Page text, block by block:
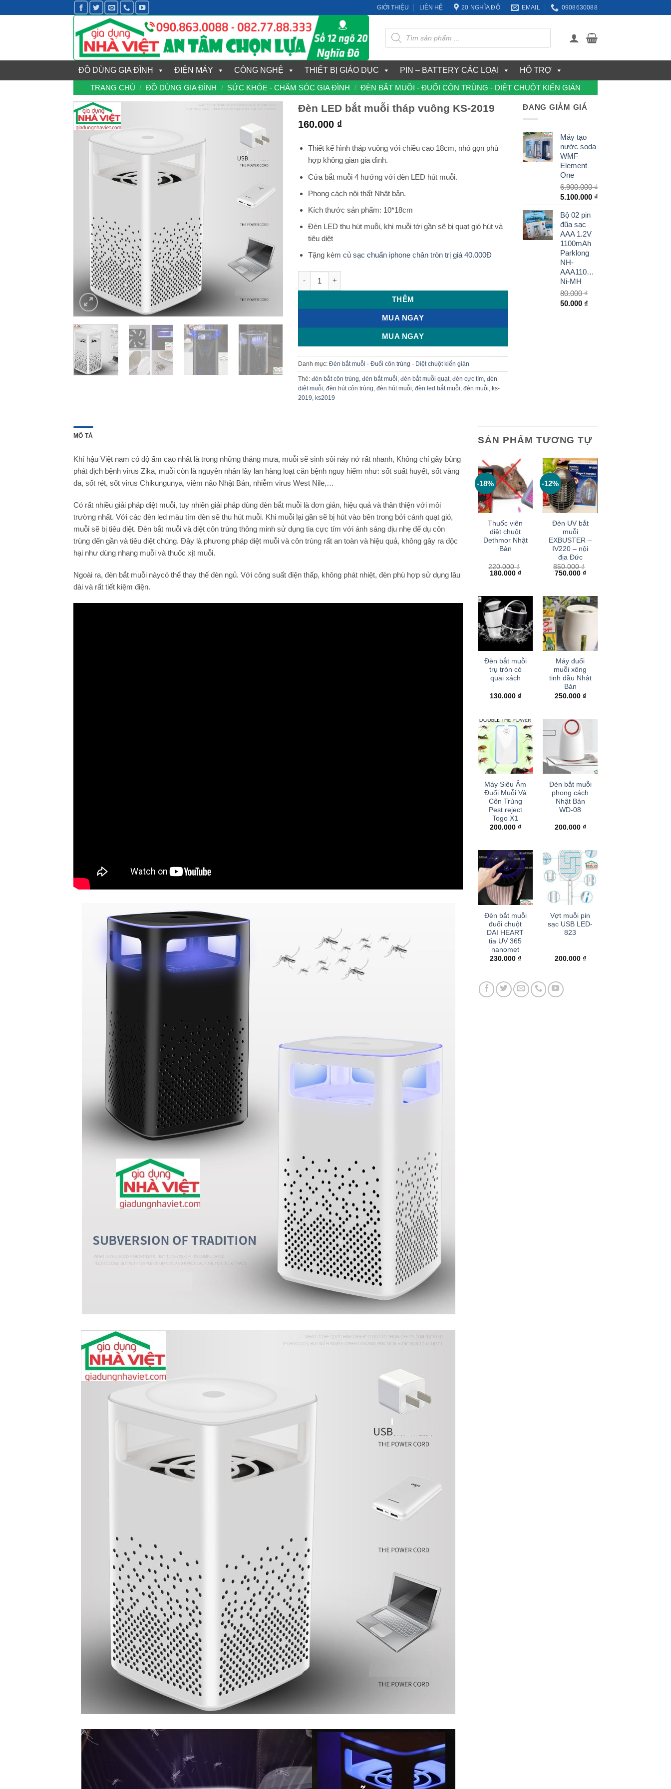
qua
GIỚI THIỆU LIÊN HỆ 20 NGHĨA ĐÔ EMAIL 0908630088
Tìm
kiếm
sản
phẩm
ĐỒ DÙNG GIA ĐÌNH ĐIỆN MÁY CÔNG NGHỆ THIẾT BỊ GIÁO DỤC PIN – BATTERY CÁC LOẠI HỖ TRỢ
TRANG CHỦ / ĐỒ DÙNG GIA ĐÌNH / SỨC KHỎE - CHĂM SÓC GIA ĐÌNH / ĐÈN BẮT MUỖI - ĐUỔI CÔN TRÙNG - DIỆT CHUỘT KIẾN GIÁN
Đèn LED bắt muỗi tháp vuông KS-2019
160.000 ₫
Thiết kế hình tháp vuông với chiều cao 18cm, nhỏ gọn phù
hợp không gian gia đình.
Cửa bắt muỗi 4 hướng với đèn LED hút muỗi.
Phong cách nội thất Nhật bản.
Kích thước sản phẩm: 10*18cm
Đèn LED thu hút muỗi, khi muỗi tới gần sẽ bị quạt gió hút và
tiêu diệt
Tặng kèm củ sạc chuẩn iphone chân tròn trị giá 40.000Đ
Đèn LED bắt muỗi tháp vuông KS-2019 số lượng
THÊM
MUA NGAY
MUA NGAY
Danh mục: Đèn bắt muỗi - Đuổi côn trùng - Diệt chuột kiến gián
Thẻ: đèn bắt côn trùng đèn bắt muỗi đèn bắt muỗi quạt đèn cực tím đèn
diệt muỗi đèn hút côn trùng đèn hút muỗi đèn led bắt muỗi đèn muỗi ks-
2019 ks2019
ĐANG GIẢM GIÁ
Máy tạo
nước soda
WMF
Element
One
6.900.000₫
Giá
là:
6.900.000 ₫.
5.100.000 ₫
hiện
tại
là:
5.100.000 ₫.
Bộ 02 pin
đũa sạc
AAA 1.2V
1100mAh
Parklong
NH-
AAA1100C2
Ni-MH
80.000₫
Giá
50.000 ₫
MÔ TẢ
Khí hậu Việt nam có độ ẩm cao nhất là trong những tháng mưa, muỗi sẽ sinh sôi nảy nở rất nhanh, Không chỉ gây bùng
phát dịch bệnh virus Zika, muỗi còn là nguyên nhân lây lan hàng loạt căn bệnh nguy hiểm như: sốt suất huyết, sốt vàng
da, sốt rét, sốt virus Chikungunya, viêm não Nhật Bản, nhiễm virus West Nile,…
Có rất nhiều giải pháp diệt muỗi, tuy nhiên giải pháp dùng đèn bắt muỗi là đơn giản, hiệu quả và thân thiện với môi
trường nhất. Với các đèn led màu tím đèn sẽ thu hút muỗi. Khi muỗi lại gần sẽ bị hút vào bên trong bởi cánh quạt gió,
muỗi sẽ bị tiêu diệt. Đèn bắt muỗi và diệt côn trùng thông minh sử dụng tia cực tím với ánh sáng dịu nhẹ để dụ côn
trùng đến gần và tiêu diệt chúng. Đây là phương pháp diệt muỗi và côn trùng rất an toàn và hiệu quả, không gây ra độc
hại như dùng nhang muỗi và thuốc xịt muỗi.
Ngoài ra, đèn bắt muỗi nàycó thể thay thế đèn ngủ. Với công suất điện thấp, không phát nhiệt, đèn phù hợp sử dụng lâu
dài và rất tiết kiệm điện.
SẢN PHẨM TƯƠNG TỰ
-18%
Thuốc viên
diệt chuột
Dethmor Nhật
Bản
220.000₫
Giá
180.000 ₫Giá
180.000 ₫.
-12%
+
Đèn UV bắt
muỗi
EXBUSTER –
IV220 – nội
địa Đức
850.000₫
Giá
750.000 ₫Giá
750.000 ₫.
+
Đèn bắt muỗi
trụ tròn có
quai xách
130.000 ₫
+
Máy đuổi
muỗi xông
tinh dầu Nhật
Bản
250.000 ₫
Máy Siêu Âm
Đuổi Muỗi Và
Côn Trùng
Pest reject
Togo X1
200.000 ₫
+
Đèn bắt muỗi
phong cách
Nhật Bản
WD-08
200.000 ₫
+
Đèn bắt muỗi
đuổi chuột
DAI HEART
tia UV 365
nanomet
230.000 ₫
Vợt muỗi pin
sạc USB LED-
823
200.000 ₫